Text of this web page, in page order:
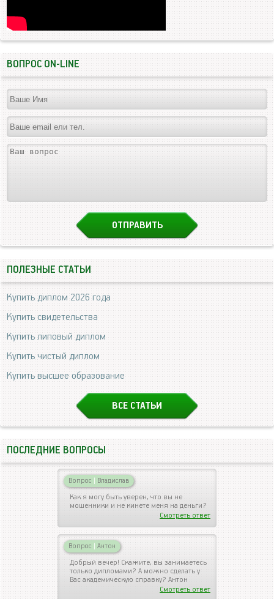
ВОПРОС ON-LINE
ПОЛЕЗНЫЕ СТАТЬИ
Купить диплом 2026 года
Купить свидетельства
Купить липовый диплом
Купить чистый диплом
Купить высшее образование
ВСЕ СТАТЬИ
ПОСЛЕДНИЕ ВОПРОСЫ
Вопрос | Владислав
Как я могу быть уверен, что вы не
мошенники и не кинете меня на деньги?
Смотреть ответ
Вопрос | Антон
Добрый вечер! Скажите, вы занимаетесь
только дипломами? А можно сделать у
Вас академическую справку? Антон
Смотреть ответ